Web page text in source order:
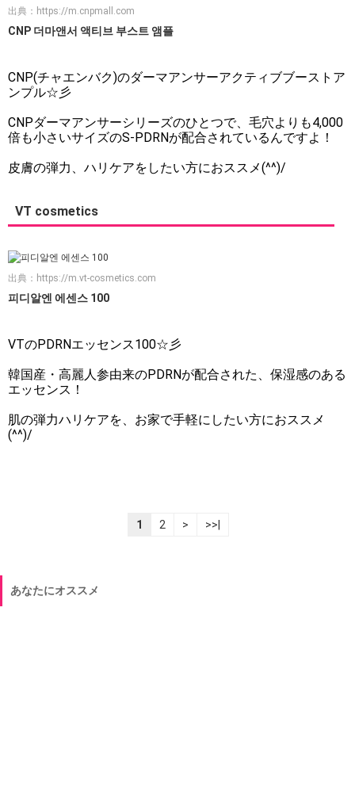
出典： https://m.cnpmall.com
CNP 더마앤서 액티브 부스트 앰플
CNP(チャエンバク)のダーマアンサーアクティブブーストア
ンプル☆彡
CNPダーマアンサーシリーズのひとつで、毛穴よりも4,000
倍も小さいサイズのS-PDRNが配合されているんですよ！
皮膚の弾力、ハリケアをしたい方におススメ(^^)/
VT cosmetics
出典： https://m.vt-cosmetics.com
피디알엔 에센스 100
VTのPDRNエッセンス100☆彡
韓国産・高麗人参由来のPDRNが配合された、保湿感のある
エッセンス！
肌の弾力ハリケアを、お家で手軽にしたい方におススメ
(^^)/
1 2 > >>|
あなたにオススメ